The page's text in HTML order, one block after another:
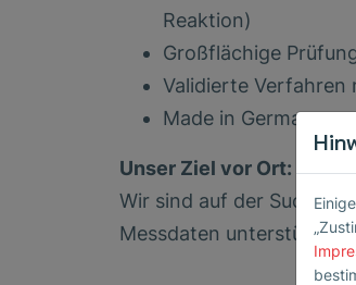
Reaktion)
Großflächige
Validierte Verfahren
Made in Germany –
Unser Ziel vor Ort:
Wir sind auf der Suche
Messdaten unterstützen.